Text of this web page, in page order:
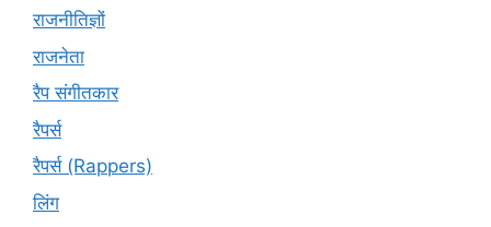
राजनीतिज्ञों
राजनेता
रैप संगीतकार
रैपर्स
रैपर्स (Rappers)
लिंग